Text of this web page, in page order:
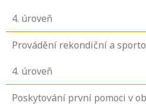
4. úroveň
Provádění rekondiční a
4. úroveň
Poskytování první pomoci v